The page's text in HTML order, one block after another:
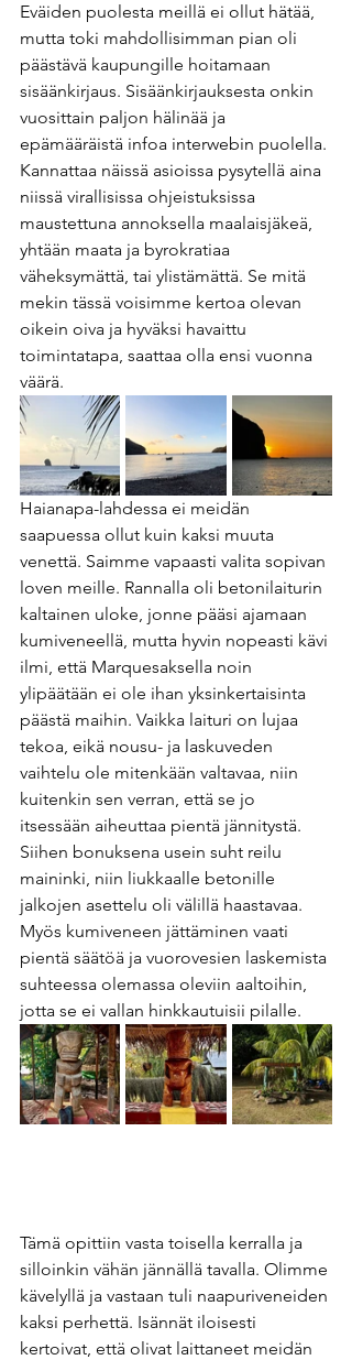
Eväiden puolesta meillä ei ollut hätää,
mutta toki mahdollisimman pian oli
päästävä kaupungille hoitamaan
sisäänkirjaus. Sisäänkirjauksesta onkin
vuosittain paljon hälinää ja
epämääräistä infoa interwebin puolella.
Kannattaa näissä asioissa pysytellä aina
niissä virallisissa ohjeistuksissa
maustettuna annoksella maalaisjäkeä,
yhtään maata ja byrokratiaa
väheksymättä, tai ylistämättä. Se mitä
mekin tässä voisimme kertoa olevan
oikein oiva ja hyväksi havaittu
toimintatapa, saattaa olla ensi vuonna
väärä.
Haianapa-lahdessa ei meidän
saapuessa ollut kuin kaksi muuta
venettä. Saimme vapaasti valita sopivan
loven meille. Rannalla oli betonilaiturin
kaltainen uloke, jonne pääsi ajamaan
kumiveneellä, mutta hyvin nopeasti kävi
ilmi, että Marquesaksella noin
ylipäätään ei ole ihan yksinkertaisinta
päästä maihin. Vaikka laituri on lujaa
tekoa, eikä nousu- ja laskuveden
vaihtelu ole mitenkään valtavaa, niin
kuitenkin sen verran, että se jo
itsessään aiheuttaa pientä jännitystä.
Siihen bonuksena usein suht reilu
maininki, niin liukkaalle betonille
jalkojen asettelu oli välillä haastavaa.
Myös kumiveneen jättäminen vaati
pientä säätöä ja vuorovesien laskemista
suhteessa olemassa oleviin aaltoihin,
jotta se ei vallan hinkkautuisii pilalle.
Tämä opittiin vasta toisella kerralla ja
silloinkin vähän jännällä tavalla. Olimme
kävelyllä ja vastaan tuli naapuriveneiden
kaksi perhettä. Isännät iloisesti
kertoivat, että olivat laittaneet meidän